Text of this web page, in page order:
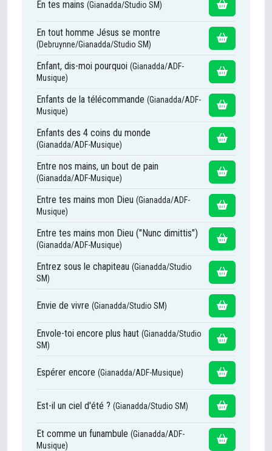
En tes mains (Gianadda/Studio SM)
En tout homme Jésus se montre
(Debruynne/Gianadda/Studio SM)
Enfant, dis-moi pourquoi (Gianadda/ADF-
Musique)
Enfants de la télécommande (Gianadda/ADF-
Musique)
Enfants des 4 coins du monde
(Gianadda/ADF-Musique)
Entre nos mains, un bout de pain
(Gianadda/ADF-Musique)
Entre tes mains mon Dieu (Gianadda/ADF-
Musique)
Entre tes mains mon Dieu ("Nunc dimittis")
(Gianadda/ADF-Musique)
Entrez sous le chapiteau (Gianadda/Studio
SM)
Envie de vivre (Gianadda/Studio SM)
Envole-toi encore plus haut (Gianadda/Studio
SM)
Espérer encore (Gianadda/ADF-Musique)
Est-il un ciel d'été ? (Gianadda/Studio SM)
Et comme un funambule (Gianadda/ADF-
Musique)